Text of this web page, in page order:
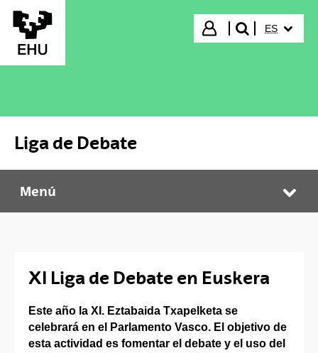
Saltar al contenido principal
Iniciar sesión
buscar"
ES
Liga de Debate
Liga de Debate
Menú
XI Liga de Debate en Euskera
Este año la XI. Eztabaida Txapelketa se
celebrará en el Parlamento Vasco. El objetivo de
esta actividad es fomentar el debate y el uso del